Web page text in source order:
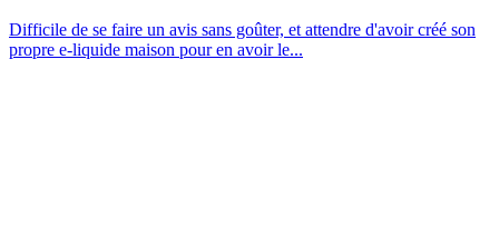
Difficile de se faire un avis sans goûter, et attendre d'avoir créé son
propre e-liquide maison pour en avoir le...